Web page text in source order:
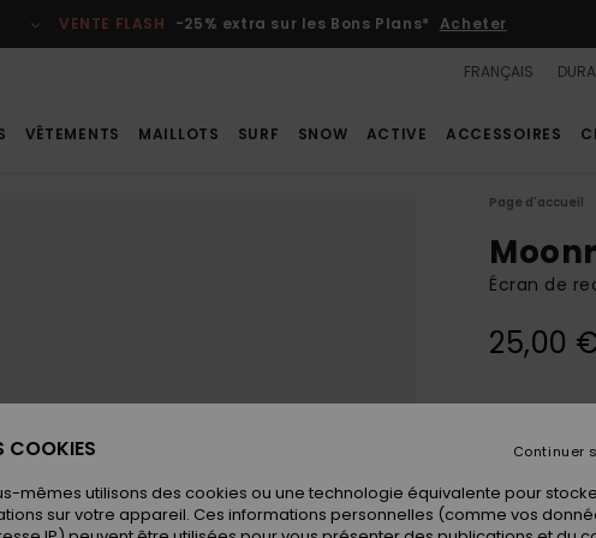
VENTE FLASH -25% extra sur les Bons Plans* Acheter
FRANÇAIS
VÊTEMENTS MAILLOTS SURF SNOW ACTIVE ACCESSOIRES
Page d'accueil
Écran de
25,00
COOKIES
mêmes utilisons des cookies ou une technologie équivalente pour
sur votre appareil. Ces informations personnelles (comme vos
Continuer